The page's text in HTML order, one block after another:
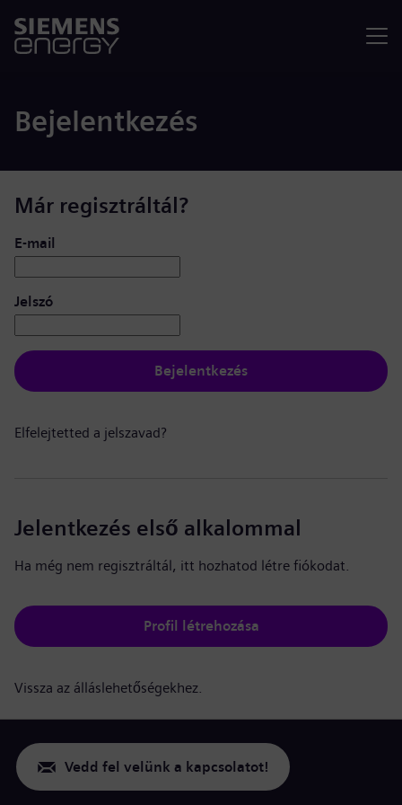
Bejelentkezés
Már regisztráltál?
Bejelentkezés: felhasználó és jelszó
E-mail
Jelszó
Bejelentkezés
Elfelejtetted a jelszavad?
Jelentkezés első alkalommal
Ha még nem regisztráltál, itt hozhatod létre fiókodat.
Profil létrehozása
Vissza az álláslehetőségekhez.
Vedd fel velünk a kapcsolatot!